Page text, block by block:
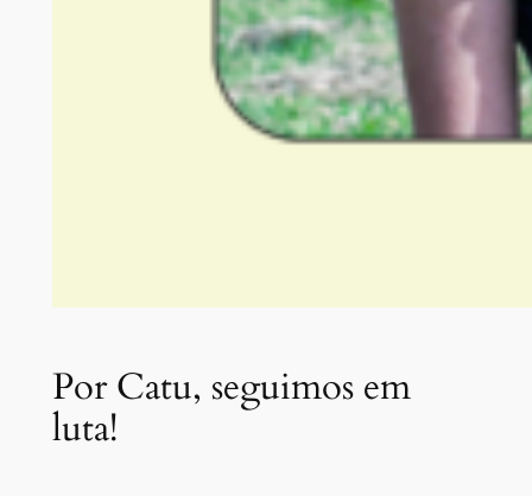
Por Catu, seguimos em
luta!